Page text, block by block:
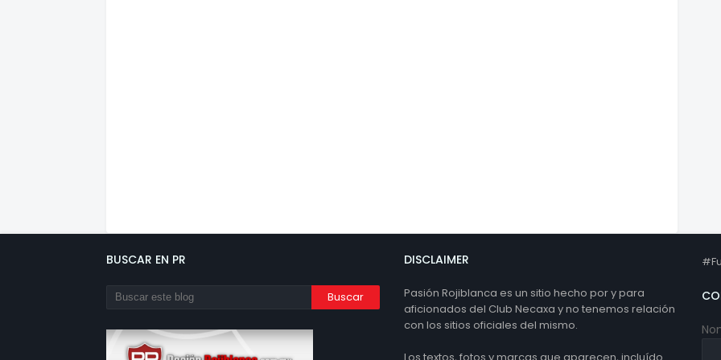
BUSCAR EN PR DISCLAIMER
Pasión Rojiblanca es un sitio hecho por y para
aficionados del Club Necaxa y no tenemos relación
con los sitios oficiales del mismo.